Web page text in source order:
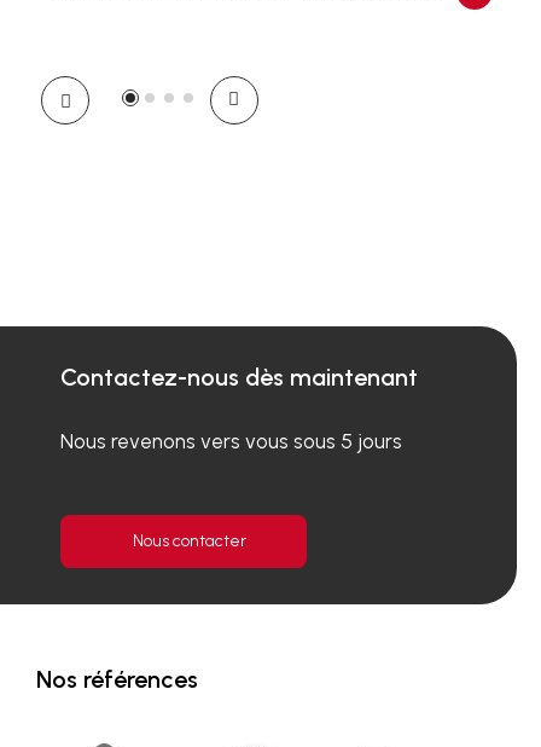
Contactez-nous dès maintenant
Nous revenons vers vous sous 5 jours
Nous contacter
Nos références